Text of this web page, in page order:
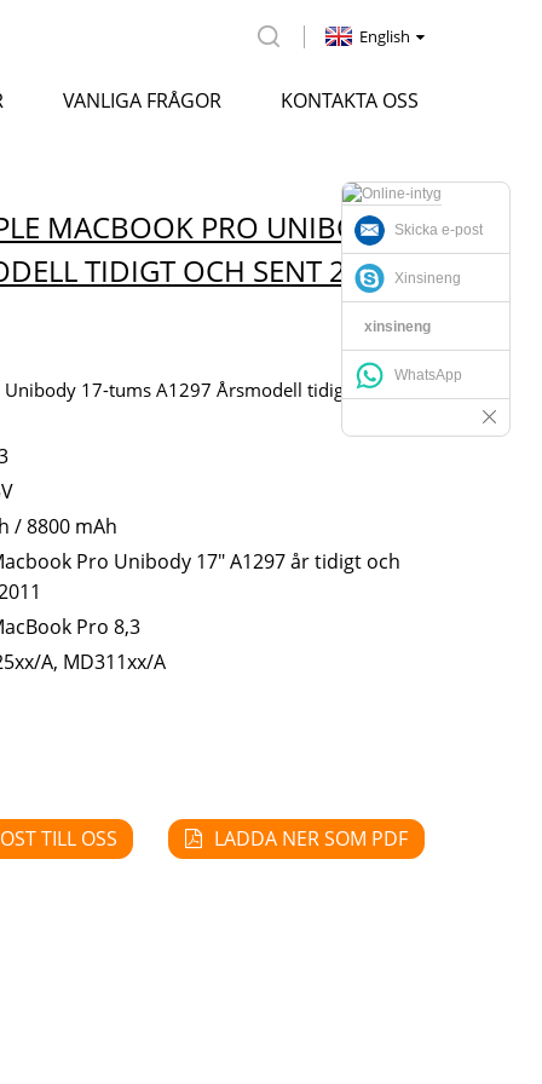
VANLIGA FRÅGOR KONTAKTA OSS
English
MACBOOK PRO UNIBODY
TIDIGT OCH SENT 2011
17-tums A1297 Årsmodell tidigt och sent
/ 8800 mAh
Pro Unibody 17" A1297 år tidigt och
Pro 8,3
A, MD311xx/A
TILL OSS LADDA NER SOM PDF
Skicka e-post
Xinsineng
xinsineng
WhatsApp